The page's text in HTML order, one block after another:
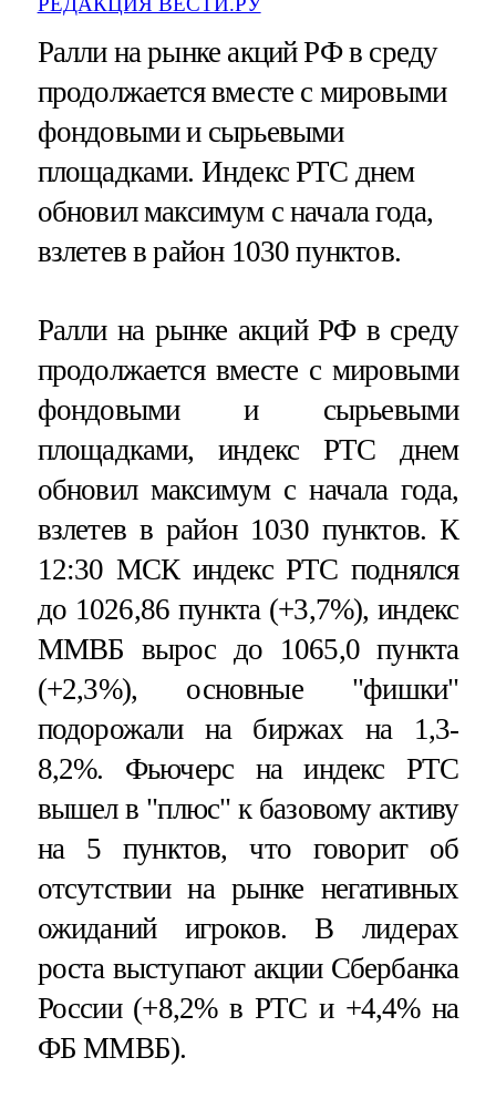
Ралли на рынке акций РФ в среду
продолжается вместе с мировыми
фондовыми и сырьевыми
площадками. Индекс РТС днем
обновил максимум с начала года,
взлетев в район 1030 пунктов.
Ралли на рынке акций РФ в среду
продолжается вместе с мировыми
фондовыми и сырьевыми
площадками, индекс РТС днем
обновил максимум с начала года,
взлетев в район 1030 пунктов. К
12:30 МСК индекс РТС поднялся
до 1026,86 пункта (+3,7%), индекс
ММВБ вырос до 1065,0 пункта
(+2,3%), основные "фишки"
подорожали на биржах на 1,3-
8,2%. Фьючерс на индекс РТС
вышел в "плюс" к базовому активу
на 5 пунктов, что говорит об
отсутствии на рынке негативных
ожиданий игроков. В лидерах
роста выступают акции Сбербанка
России (+8,2% в РТС и +4,4% на
ФБ ММВБ).